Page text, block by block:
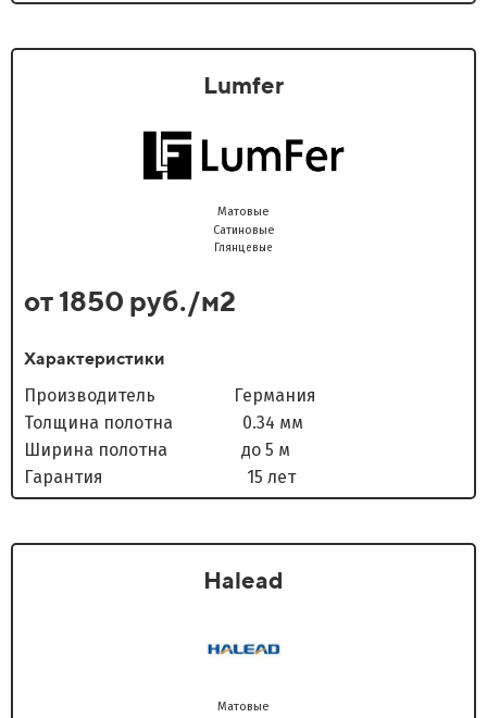
Lumfer
Матовые
Сатиновые
Глянцевые
от 1850 руб./м2
Характеристики
Производитель Германия
Толщина полотна 0.34 мм
Ширина полотна до 5 м
Гарантия 15 лет
Halead
Матовые